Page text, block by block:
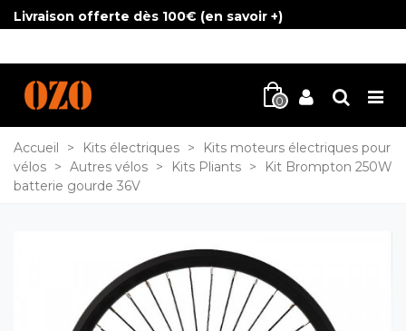
Livraison offerte dès 100€ (en savoir +)
0
Accueil > Kits électriques >
Kits moteurs électriques pour
vélos > Autres vélos > Kits Pliants >
Kit Brompton 250W
batterie gourde 36V